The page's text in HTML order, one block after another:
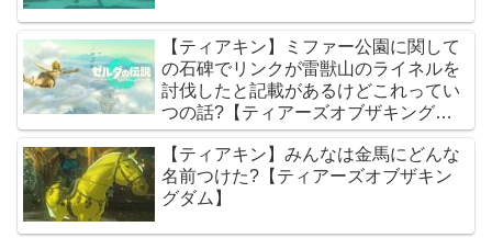
【ティアキン】ミファー公園に関して
の石碑でリンクが雷獣山のライネルを
討伐したと記載があるけどこれってい
つの話?【ティアーズオブザキングダ
ム】
【ティアキン】みんなは金馬にどんな
名前つけた?【ティアーズオブザキン
グダム】